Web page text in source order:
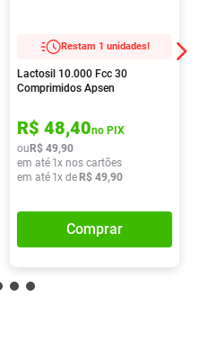
Restam 1 unidades!
Lactosil 10.000 Fcc 30
Comprimidos Apsen
R$ 48,40no PIX
ou R$ 49,90
em até 1x nos cartões
em até 1x de R$ 49,90
Comprar